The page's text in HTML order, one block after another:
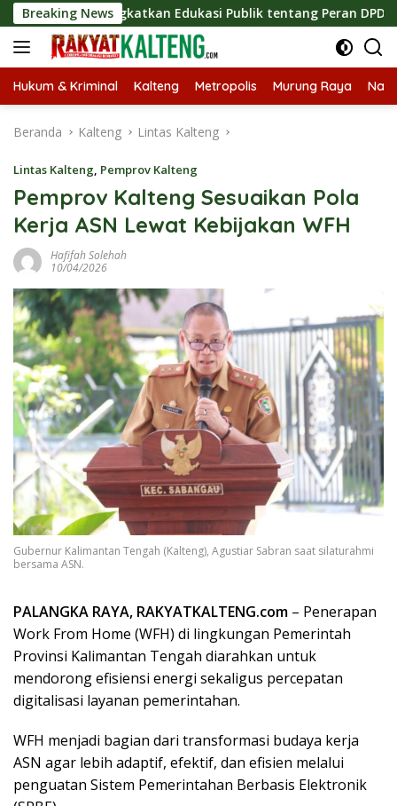
Langsung
ke
konten
Breaking News
Tingkatkan Edukasi Publik tentang Peran DPD RI
Hukum & Kriminal Kalteng Metropolis Murung Raya
Beranda Kalteng Lintas Kalteng
Lintas Kalteng, Pemprov Kalteng
Pemprov Kalteng Sesuaikan Pola
Kerja ASN Lewat Kebijakan WFH
Hafifah Solehah
10/04/2026
Gubernur Kalimantan Tengah (Kalteng), Agustiar Sabran saat silaturahmi
bersama ASN.
PALANGKA RAYA, RAKYATKALTENG.com – Penerapan
Work From Home (WFH) di lingkungan Pemerintah
Provinsi Kalimantan Tengah diarahkan untuk
mendorong efisiensi energi sekaligus percepatan
digitalisasi layanan pemerintahan.
WFH menjadi bagian dari transformasi budaya kerja
ASN agar lebih adaptif, efektif, dan efisien melalui
penguatan Sistem Pemerintahan Berbasis Elektronik